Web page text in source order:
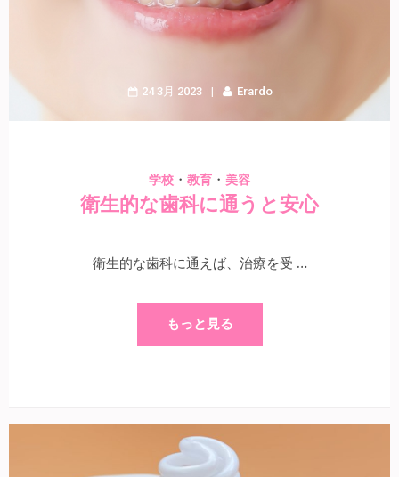
24 3月 2023 Erardo
学校 ・ 教育 ・ 美容
衛生的な歯科に通うと安心
衛生的な歯科に通えば、治療を受 …
もっと見る